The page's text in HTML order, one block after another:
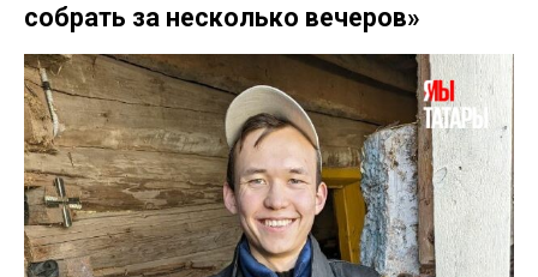
собрать за несколько вечеров»